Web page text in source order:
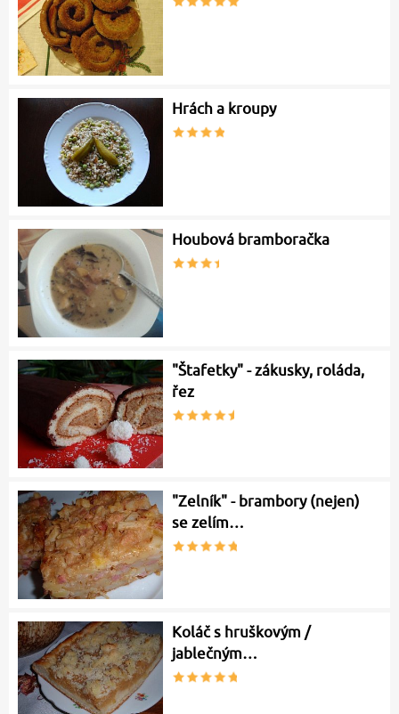
Hrách a kroupy
Houbová bramboračka
"Štafetky" - zákusky, roláda,
řez
"Zelník" - brambory (nejen)
se zelím…
Koláč s hruškovým /
jablečným…